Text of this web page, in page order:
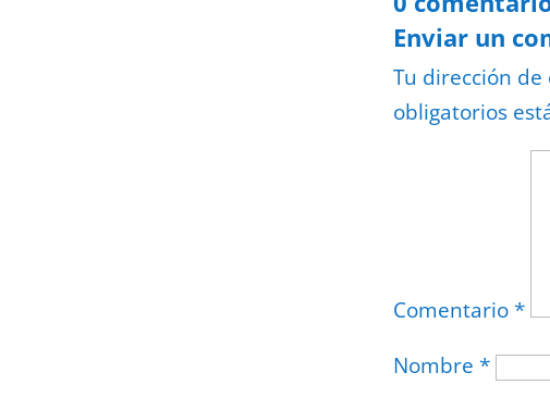
Enviar un
Tu dirección
obligatorios
Comentario *
Nombre *